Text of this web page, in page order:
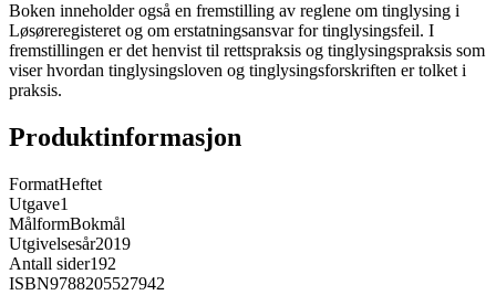
Boken inneholder også en fremstilling av reglene om tinglysing i
Løsøreregisteret og om erstatningsansvar for tinglysingsfeil. I
fremstillingen er det henvist til rettspraksis og tinglysingspraksis som
viser hvordan tinglysingsloven og tinglysingsforskriften er tolket i
praksis.
Produktinformasjon
FormatHeftet
Utgave1
MålformBokmål
Utgivelsesår2019
Antall sider192
ISBN9788205527942